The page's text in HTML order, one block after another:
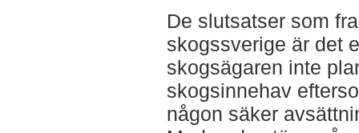
De slutsatser som
skogssverige är det
skogsägaren inte
skogsinnehav
någon säker